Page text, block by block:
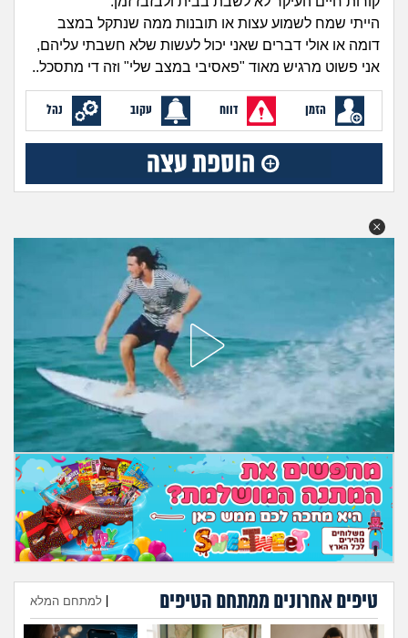
בית, שכנים ושותפים
מה שעובר עליי
שומרים על הגוף
פיננסי וכלכלה
חיות מחמד
יוקר המחיה
גאווה
הייתי שמח לשמוע עצות או תובנות ממה שנתקל במצב
דומה או אולי דברים שאני יכול לעשות שלא חשבתי עליהם,
אני פשוט מרגיש מאוד "פאסיבי במצב שלי" וזה די מתסכל..
הזמן דווח עקוב נהל
טיפים אחרונים ממתחם הטיפים למתחם המלא
הוספת טיפ